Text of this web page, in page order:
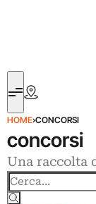
HOME›CONCORSI
concorsi
Una raccolta